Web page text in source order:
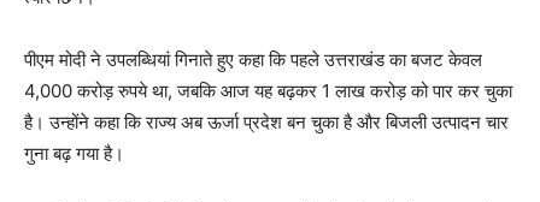
पीएम मोदी ने उपलब्धियां गिनाते हुए कहा कि पहले उत्तराखंड का बजट केवल
4,000 करोड़ रुपये था, जबकि आज यह बढ़कर 1 लाख करोड़ को पार कर चुका
है। उन्होंने कहा कि राज्य अब ऊर्जा प्रदेश बन चुका है और बिजली उत्पादन चार
गुना बढ़ गया है।